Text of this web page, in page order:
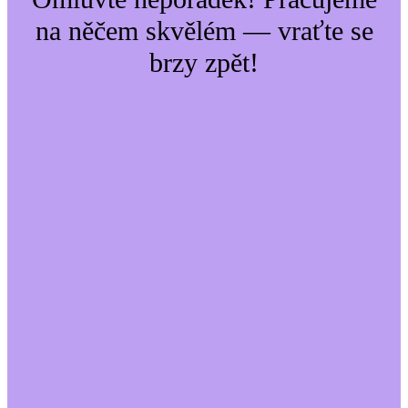
na něčem skvělém — vraťte se
brzy zpět!